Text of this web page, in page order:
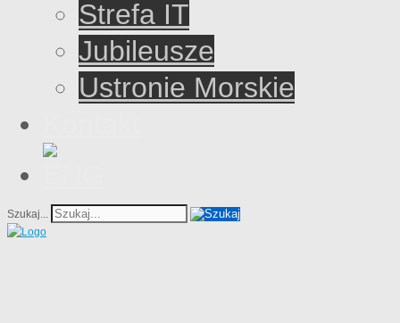
Strefa IT
Jubileusze
Ustronie Morskie
Szukaj...